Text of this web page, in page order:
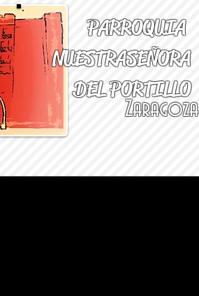
PARROQUIA
NUESTRASEÑORA
DEL PORTILLO
Zaragoza